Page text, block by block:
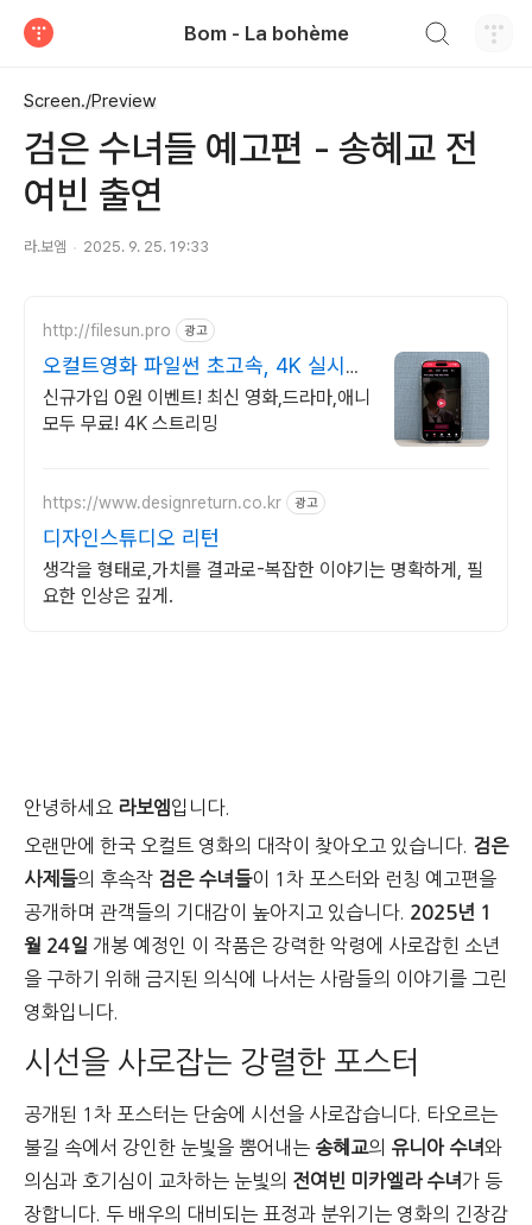
Bom - La bohème
Screen./Preview
검은 수녀들 예고편 - 송혜교 전
여빈 출연
라.보엠 2025. 9. 25. 19:33
http://filesun.pro 광고
오컬트영화 파일썬 초고속, 4K 실시간
보기!
신규가입 0원 이벤트! 최신 영화,드라마,애니
모두 무료! 4K 스트리밍
https://www.designreturn.co.kr 광고
디자인스튜디오 리턴
생각을 형태로,가치를 결과로-복잡한 이야기는 명확하게, 필
요한 인상은 깊게.
안녕하세요 라보엠입니다.
오랜만에 한국 오컬트 영화의 대작이 찾아오고 있습니다. 검은
사제들의 후속작 검은 수녀들이 1차 포스터와 런칭 예고편을
공개하며 관객들의 기대감이 높아지고 있습니다. 2025년 1
월 24일 개봉 예정인 이 작품은 강력한 악령에 사로잡힌 소년
을 구하기 위해 금지된 의식에 나서는 사람들의 이야기를 그린
영화입니다.
시선을 사로잡는 강렬한 포스터
공개된 1차 포스터는 단숨에 시선을 사로잡습니다. 타오르는
불길 속에서 강인한 눈빛을 뿜어내는 송혜교의 유니아 수녀와
의심과 호기심이 교차하는 눈빛의 전여빈 미카엘라 수녀 가 등
장합니다. 두 배우의 대비되는 표정과 분위기는 영화의 긴장감